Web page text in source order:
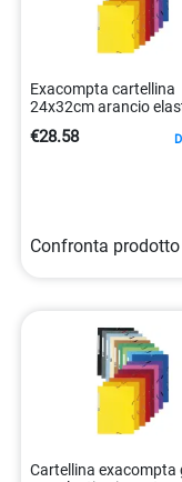
Exacompta cartellina
24x32cm arancio
€28.58
Confronta prodotto
Cartellina exacompta